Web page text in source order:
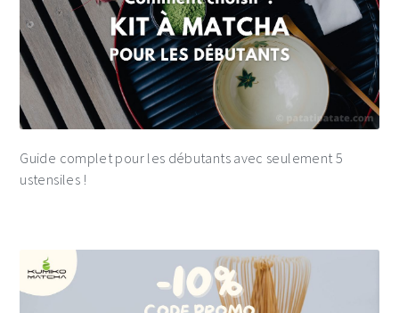
Guide complet pour les débutants avec seulement 5
ustensiles !